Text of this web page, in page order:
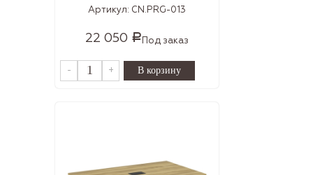
Артикул: CN.PRG-013
22 050 Р Под заказ
- +